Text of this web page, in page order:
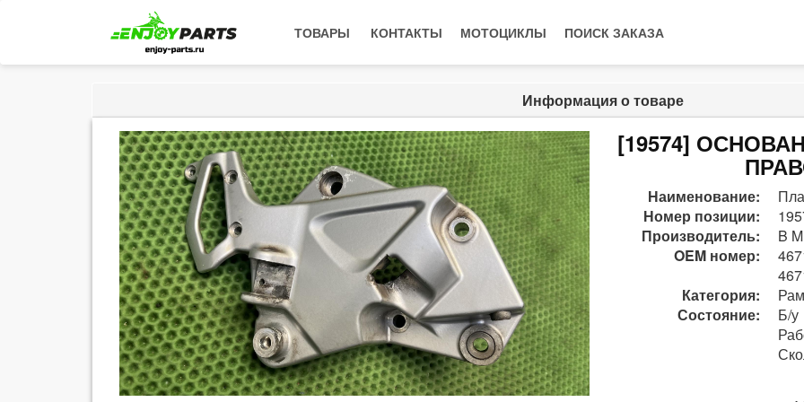
ТОВАРЫ КОНТАКТЫ МОТОЦИКЛЫ ПОИСК ЗАКАЗА
Информация о товаре
[19574]
Наименование:
Номер позиции:
Производитель:
B
OEM номер:
Категория:
Состояние:
Б/у